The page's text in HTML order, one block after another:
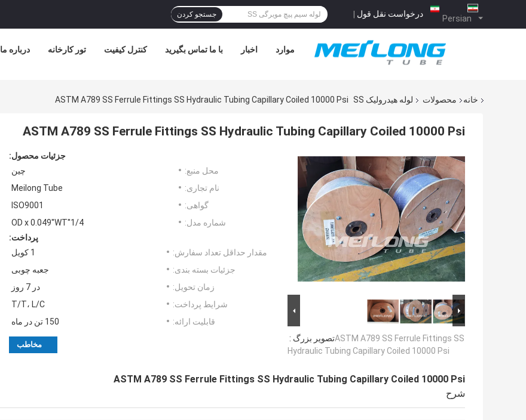
Persian درخواست نقل قول | جستجو کردن
درباره ما تور کارخانه کنترل کیفیت با ما تماس بگیرید اخبار موارد
خانه محصولات لوله هیدرولیک SS ASTM A789 SS Ferrule Fittings SS Hydraulic Tubing Capillary Coiled 10000 Psi
ASTM A789 SS Ferrule Fittings SS Hydraulic Tubing Capillary Coiled 10000 Psi
تصویر بزرگ :ASTM A789 SS Ferrule Fittings SS
Hydraulic Tubing Capillary Coiled 10000 Psi
جزئیات محصول:
محل منبع:
چین
نام تجاری:
Meilong Tube
گواهی:
ISO9001
شماره مدل:
1/4''OD x 0.049''WT
پرداخت:
مقدار حداقل تعداد سفارش:
1 کویل
جزئیات بسته بندی:
جعبه چوبی
زمان تحویل:
در 7 روز
شرایط پرداخت:
T/T، L/C
قابلیت ارائه:
150 تن در ماه
مخاطب
ASTM A789 SS Ferrule Fittings SS Hydraulic Tubing Capillary Coiled 10000 Psi
شرح